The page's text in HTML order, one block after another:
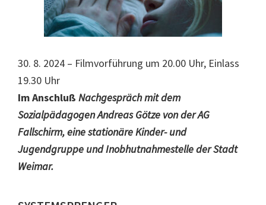
30. 8. 2024 – Filmvorführung um 20.00 Uhr, Einlass
19.30 Uhr
Im Anschluß Nachgespräch mit dem
Sozialpädagogen Andreas Götze von der AG
Fallschirm, eine stationäre Kinder- und
Jugendgruppe und Inobhutnahmestelle der Stadt
Weimar.